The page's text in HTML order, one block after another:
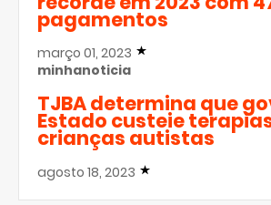
pagamentos
março 01, 2023
minhanoticia
TJBA determina que
Estado custeie
crianças autistas
agosto 18, 2023